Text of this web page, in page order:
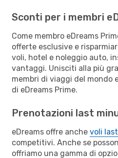
Sconti per i membri
Come membro eDreams
offerte esclusive e
voli, hotel e noleggio auto,
vantaggi. Unisciti alla più
membri di viaggi del
di eDreams Prime.
Prenotazioni last
eDreams offre anche voli
competitivi. Anche se
offriamo una gamma di